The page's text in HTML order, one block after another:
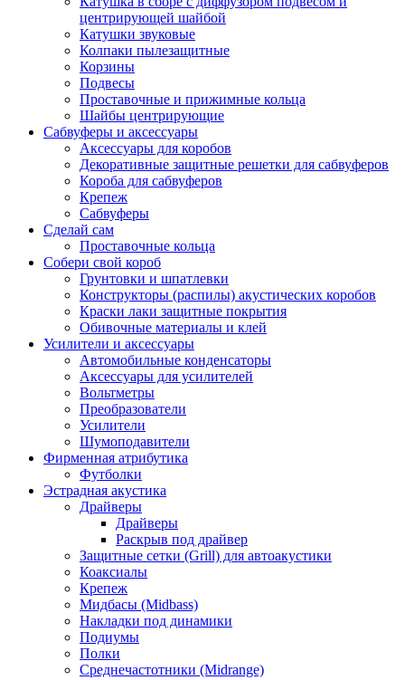
центрирующей шайбой
Катушки звуковые
Колпаки пылезащитные
Корзины
Подвесы
Проставочные и прижимные кольца
Шайбы центрирующие
Сабвуферы и аксессуары
Аксессуары для коробов
Декоративные защитные решетки для сабвуферов
Короба для сабвуферов
Крепеж
Сабвуферы
Сделай сам
Проставочные кольца
Собери свой короб
Грунтовки и шпатлевки
Конструкторы (распилы) акустических коробов
Краски лаки защитные покрытия
Обивочные материалы и клей
Усилители и аксессуары
Автомобильные конденсаторы
Аксессуары для усилителей
Вольтметры
Преобразователи
Усилители
Шумоподавители
Фирменная атрибутика
Футболки
Эстрадная акустика
Драйверы
Драйверы
Раскрыв под драйвер
Защитные сетки (Grill) для автоакустики
Коаксиалы
Крепеж
Мидбасы (Midbass)
Накладки под динамики
Подиумы
Полки
Среднечастотники (Midrange)